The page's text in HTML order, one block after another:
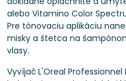
alebo Vitamino Color
Pre tónovaciu aplikáciu
misky a štetca na
vlasy.
Vyvíjač L'Oreal